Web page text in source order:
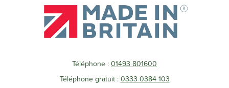
Téléphone :01493 801600
Téléphone gratuit :0333 0384 103